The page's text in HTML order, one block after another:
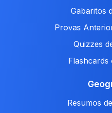
Gabaritos
Provas
Quizzes
Flashcards
Resumos